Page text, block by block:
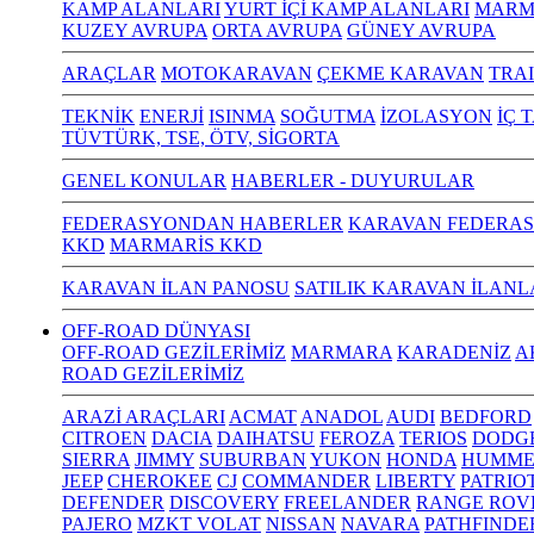
KAMP ALANLARIYURT İÇİ KAMP ALANLARI
KUZEY AVRUPA ORTA AVRUPA GÜNEY AVRUPA
ARAÇLAR MOTOKARAVAN ÇEKME KARAVAN
TEKNİK ENERJİ ISINMA SOĞUTMA İZOLASYON İÇ
TÜVTÜRK, TSE, ÖTV, SİGORTA
GENEL KONULAR HABERLER - DUYURULAR
FEDERASYONDAN HABERLER KARAVAN
KKD MARMARİS KKD
KARAVAN İLAN PANOSU SATILIK KARAVAN
OFF-ROAD DÜNYASI
OFF-ROAD GEZİLERİMİZ MARMARA KARADENİZ
ROAD GEZİLERİMİZ
ARAZİ ARAÇLARI ACMAT ANADOL AUDI BEDFORD
CITROEN DACIA DAIHATSU FEROZA TERIOS
SIERRA JIMMY SUBURBAN YUKON HONDA
JEEP CHEROKEE CJ COMMANDER LIBERTY
DEFENDER DISCOVERY FREELANDER RANGE
PAJERO MZKT VOLAT NISSAN NAVARA